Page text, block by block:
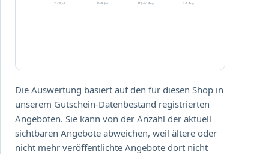
13.–19. Juli 20.–26. Juli 27. Juli–2. Aug. 3.–5. Aug.
Die Auswertung basiert auf den für diesen Shop in
unserem Gutschein-Datenbestand registrierten
Angeboten. Sie kann von der Anzahl der aktuell
sichtbaren Angebote abweichen, weil ältere oder
nicht mehr veröffentlichte Angebote dort nicht